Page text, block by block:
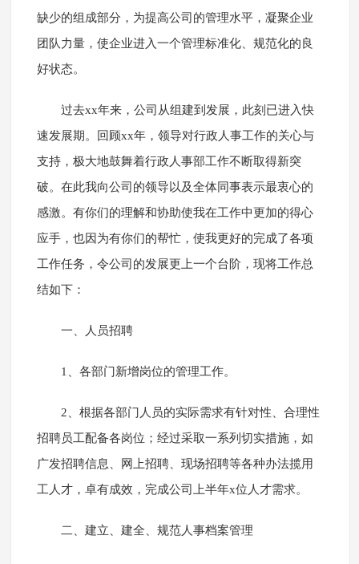
缺少的组成部分，为提高公司的管理水平，凝聚企业
团队力量，使企业进入一个管理标准化、规范化的良
好状态。
过去xx年来，公司从组建到发展，此刻已进入快
速发展期。回顾xx年，领导对行政人事工作的关心与
支持，极大地鼓舞着行政人事部工作不断取得新突
破。在此我向公司的领导以及全体同事表示最衷心的
感激。有你们的理解和协助使我在工作中更加的得心
应手，也因为有你们的帮忙，使我更好的完成了各项
工作任务，令公司的发展更上一个台阶，现将工作总
结如下：
一、人员招聘
1、各部门新增岗位的管理工作。
2、根据各部门人员的实际需求有针对性、合理性
招聘员工配备各岗位；经过采取一系列切实措施，如
广发招聘信息、网上招聘、现场招聘等各种办法揽用
工人才，卓有成效，完成公司上半年x位人才需求。
二、建立、建全、规范人事档案管理